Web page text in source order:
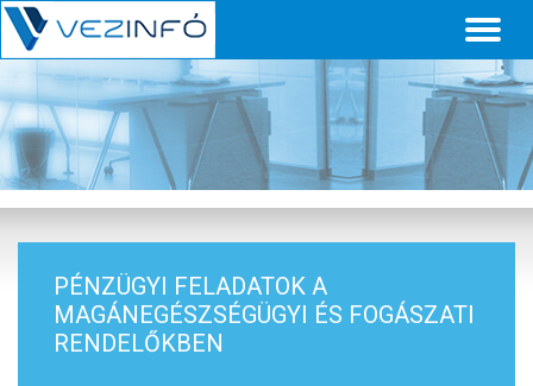
PÉNZÜGYI FELADATOK A
MAGÁNEGÉSZSÉGÜGYI ÉS FOGÁSZATI
RENDELŐKBEN